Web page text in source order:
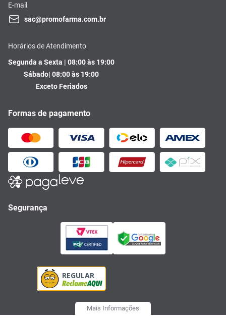
E-mail
sac@promofarma.com.br
Horários de Atendimento
Segunda a Sexta | 08:00 às 19:00
Sábado| 08:00 às 19:00
Exceto Feriados
Formas de pagamento
Segurança
Mais Informações